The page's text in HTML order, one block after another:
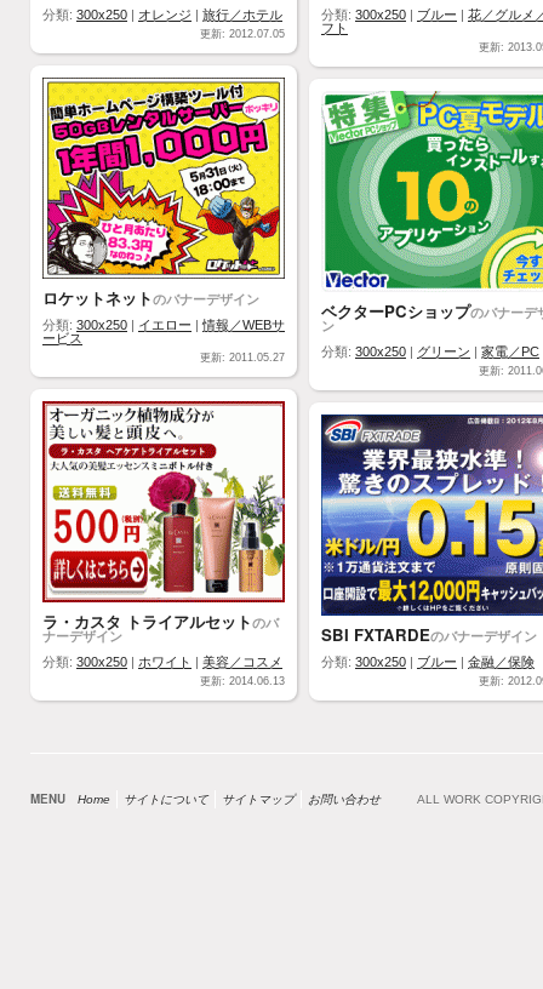
分類: 300x250 オレンジ 旅行／ホテル
更新: 2012.07.05
分類: 300x250 ブルー
花／グルメ
フト
更新:
ロケットネットのバナーデザイン
分類: 300x250 イエロー |情報／WEBサ
ービス
更新: 2011.05.27
ベクターPCショップのバナーデ
ン
分類: 300x250 グリーン 家電／PC
更新:
ラ・カスタ トライアルセットのバ
ナーデザイン
分類: 300x250 ホワイト 美容／コスメ
更新: 2014.06.13
SBI FXTARDEのバナーデザイン
分類: 300x250 ブルー 金融／保険
更新:
MENU Home サイトについて サイトマップ お問い合わせ ALL WORK